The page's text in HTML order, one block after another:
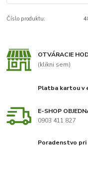
Číslo produktu:
OTVÁRACIE
(klikni sem)
Platba kartou v
E-SHOP
0903 411 827
Poradenstvo